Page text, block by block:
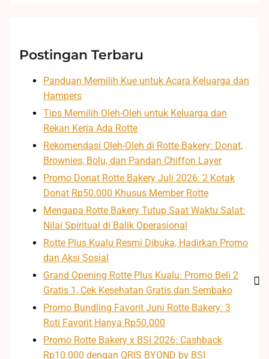
Postingan Terbaru
Panduan Memilih Kue untuk Acara Keluarga dan
Hampers
Tips Memilih Oleh-Oleh untuk Keluarga dan
Rekan Kerja Ada Rotte
Rekomendasi Oleh-Oleh di Rotte Bakery: Donat,
Brownies, Bolu, dan Pandan Chiffon Layer
Promo Donat Rotte Bakery Juli 2026: 2 Kotak
Donat Rp50.000 Khusus Member Rotte
Mengapa Rotte Bakery Tutup Saat Waktu Salat:
Nilai Spiritual di Balik Operasional
Rotte Plus Kualu Resmi Dibuka, Hadirkan Promo
dan Aksi Sosial
Grand Opening Rotte Plus Kualu: Promo Beli 2
Gratis 1, Cek Kesehatan Gratis dan Sembako
Promo Bundling Favorit Juni Rotte Bakery: 3
Roti Favorit Hanya Rp50.000
Promo Rotte Bakery x BSI 2026: Cashback
Rp10.000 dengan QRIS BYOND by BSI